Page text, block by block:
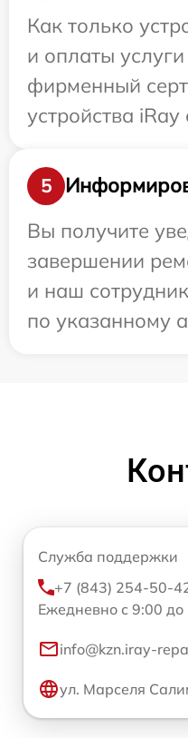
Как только
и оплаты
фирменный
устройства
5
Вы получите
завершении
и наш
по указанному
Служба поддержки
+7 (843) 254-50-
Ежедневно с 9:00 до
info@kzn.iray-
ул. Марселя